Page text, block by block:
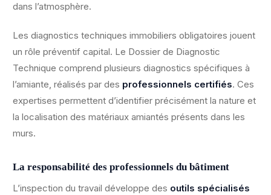
dans l’atmosphère.
Les diagnostics techniques immobiliers obligatoires jouent
un rôle préventif capital. Le Dossier de Diagnostic
Technique comprend plusieurs diagnostics spécifiques à
l’amiante, réalisés par des professionnels certifiés. Ces
expertises permettent d’identifier précisément la nature et
la localisation des matériaux amiantés présents dans les
murs.
La responsabilité des professionnels du bâtiment
L’inspection du travail développe des outils spécialisés